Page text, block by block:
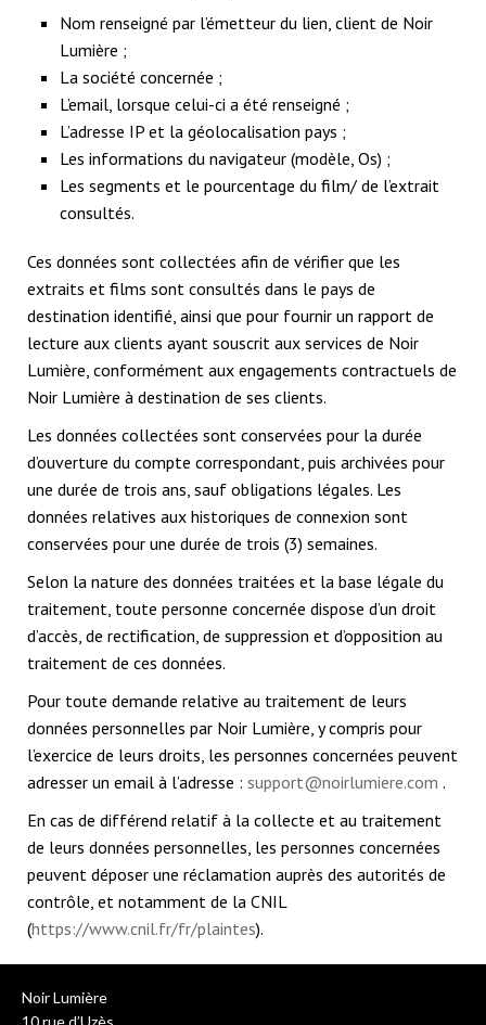
Nom renseigné par l’émetteur du lien, client de Noir
Lumière ;
La société concernée ;
L’email, lorsque celui-ci a été renseigné ;
L’adresse IP et la géolocalisation pays ;
Les informations du navigateur (modèle, Os) ;
Les segments et le pourcentage du film/ de l’extrait
consultés.
Ces données sont collectées afin de vérifier que les
extraits et films sont consultés dans le pays de
destination identifié, ainsi que pour fournir un rapport de
lecture aux clients ayant souscrit aux services de Noir
Lumière, conformément aux engagements contractuels de
Noir Lumière à destination de ses clients.
Les données collectées sont conservées pour la durée
d’ouverture du compte correspondant, puis archivées pour
une durée de trois ans, sauf obligations légales. Les
données relatives aux historiques de connexion sont
conservées pour une durée de trois (3) semaines.
Selon la nature des données traitées et la base légale du
traitement, toute personne concernée dispose d’un droit
d’accès, de rectification, de suppression et d’opposition au
traitement de ces données.
Pour toute demande relative au traitement de leurs
données personnelles par Noir Lumière, y compris pour
l’exercice de leurs droits, les personnes concernées peuvent
adresser un email à l’adresse : support@noirlumiere.com .
En cas de différend relatif à la collecte et au traitement
de leurs données personnelles, les personnes concernées
peuvent déposer une réclamation auprès des autorités de
contrôle, et notamment de la CNIL
(https://www.cnil.fr/fr/plaintes).
Noir Lumière
10 rue d’Uzès